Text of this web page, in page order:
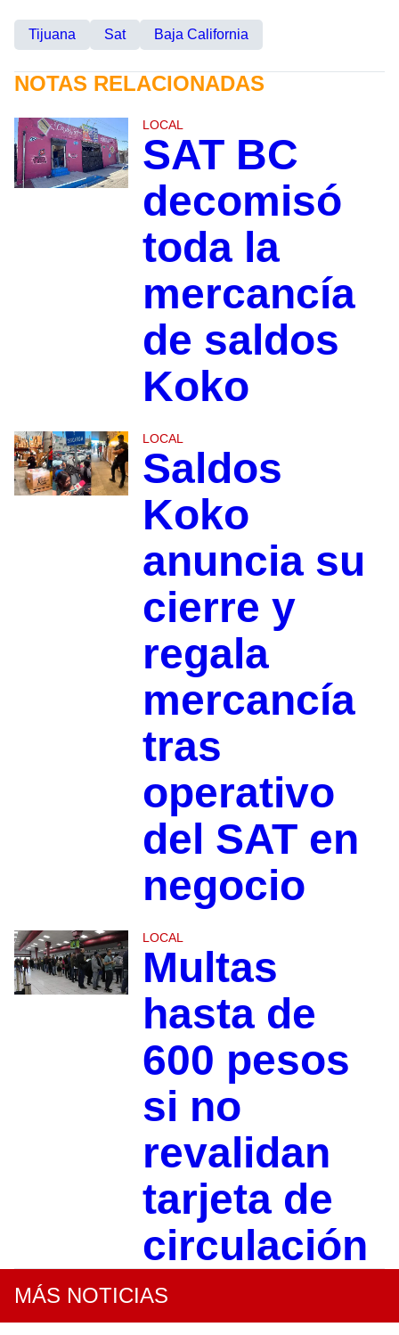
Tijuana Sat Baja California
NOTAS RELACIONADAS
LOCAL
SAT BC
decomisó
toda la
mercancía
de saldos
Koko
LOCAL
Saldos
Koko
anuncia su
cierre y
regala
mercancía
tras
operativo
del SAT en
negocio
LOCAL
Multas
hasta de
600 pesos
si no
revalidan
tarjeta de
circulación
MÁS NOTICIAS